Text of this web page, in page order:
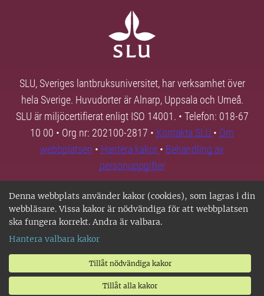
Denna webbplats använder kakor (cookies), som lagras i din
webbläsare. Vissa kakor är nödvändiga för att webbplatsen
ska fungera korrekt. Andra är valbara.
Hantera valbara kakor
Tillåt nödvändiga kakor
Tillåt alla kakor
SLU, Sveriges lantbruksuniversitet, har verksamhet över
hela Sverige. Huvudorter är Alnarp, Uppsala och Umeå.
SLU är miljöcertifierat enligt ISO 14001. • Telefon: 018-67
10 00 • Org nr: 202100-2817 • Kontakta SLU • Om
webbplatsen • Hantera kakor • Behandling av
personuppgifter